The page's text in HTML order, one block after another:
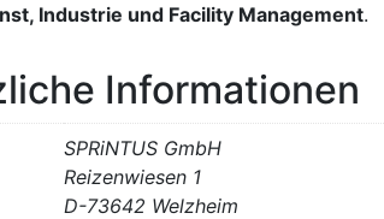
Industrie und Facility Management.
Informationen
SPRiNTUS GmbH
Reizenwiesen 1
D-73642 Welzheim